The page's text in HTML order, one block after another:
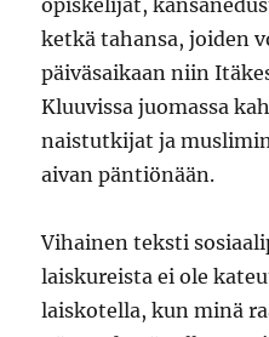
opiskelijat,
ketkä tahansa, joiden
päiväsaikaan niin
Kluuvissa juomassa
naistutkijat ja
aivan päntiönään.
Vihainen teksti
laiskureista ei ole
laiskotella, kun minä